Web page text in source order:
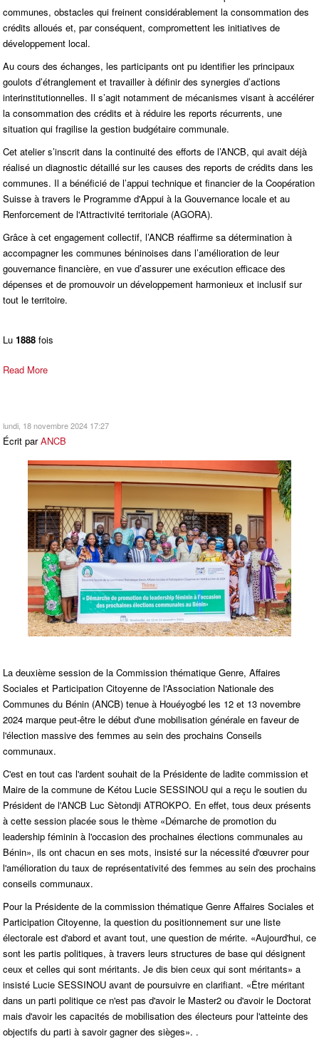
communes, obstacles qui freinent considérablement la consommation des
crédits alloués et, par conséquent, compromettent les initiatives de
développement local.
Au cours des échanges, les participants ont pu identifier les principaux
goulots d’étranglement et travailler à définir des synergies d’actions
interinstitutionnelles. Il s’agit notamment de mécanismes visant à accélérer
la consommation des crédits et à réduire les reports récurrents, une
situation qui fragilise la gestion budgétaire communale.
Cet atelier s’inscrit dans la continuité des efforts de l’ANCB, qui avait déjà
réalisé un diagnostic détaillé sur les causes des reports de crédits dans les
communes. Il a bénéficié de l’appui technique et financier de la Coopération
Suisse à travers le Programme d'Appui à la Gouvernance locale et au
Renforcement de l'Attractivité territoriale (AGORA).
Grâce à cet engagement collectif, l’ANCB réaffirme sa détermination à
accompagner les communes béninoises dans l’amélioration de leur
gouvernance financière, en vue d’assurer une exécution efficace des
dépenses et de promouvoir un développement harmonieux et inclusif sur
tout le territoire.
Lu 1888 fois
Read More
lundi, 18 novembre 2024 17:27
Écrit parANCB
La deuxième session de la Commission thématique Genre, Affaires
Sociales et Participation Citoyenne de l'Association Nationale des
Communes du Bénin (ANCB) tenue à Houéyogbé les 12 et 13 novembre
2024 marque peut-être le début d'une mobilisation générale en faveur de
l'élection massive des femmes au sein des prochains Conseils
communaux.
C'est en tout cas l'ardent souhait de la Présidente de ladite commission et
Maire de la commune de Kétou Lucie SESSINOU qui a reçu le soutien du
Président de l'ANCB Luc Sètondji ATROKPO. En effet, tous deux présents
à cette session placée sous le thème «Démarche de promotion du
leadership féminin à l'occasion des prochaines élections communales au
Bénin», ils ont chacun en ses mots, insisté sur la nécessité d'œuvrer pour
l'amélioration du taux de représentativité des femmes au sein des prochains
conseils communaux.
Pour la Présidente de la commission thématique Genre Affaires Sociales et
Participation Citoyenne, la question du positionnement sur une liste
électorale est d'abord et avant tout, une question de mérite. «Aujourd'hui, ce
sont les partis politiques, à travers leurs structures de base qui désignent
ceux et celles qui sont méritants. Je dis bien ceux qui sont méritants» a
insisté Lucie SESSINOU avant de poursuivre en clarifiant. «Être méritant
dans un parti politique ce n'est pas d'avoir le Master2 ou d'avoir le Doctorat
mais d'avoir les capacités de mobilisation des électeurs pour l'atteinte des
objectifs du parti à savoir gagner des sièges». .